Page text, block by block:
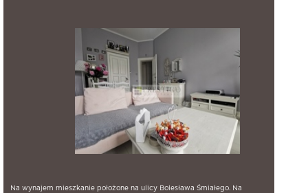
Na wynajem mieszkanie położone na ulicy Bolesława Śmiałego. Na